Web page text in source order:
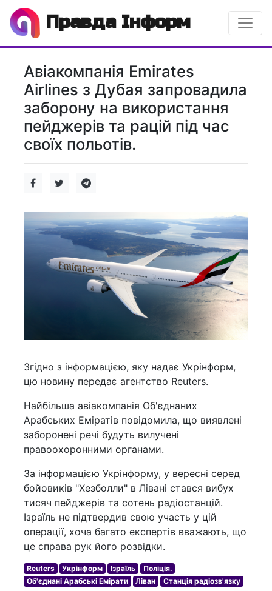
Правда Інформ
Авіакомпанія Emirates
Airlines з Дубая запровадила
заборону на використання
пейджерів та рацій під час
своїх польотів.
Згідно з інформацією, яку надає Укрінформ,
цю новину передає агентство Reuters.
Найбільша авіакомпанія Об'єднаних
Арабських Еміратів повідомила, що виявлені
заборонені речі будуть вилучені
правоохоронними органами.
За інформацією Укрінформу, у вересні серед
бойовиків "Хезболли" в Лівані стався вибух
тисяч пейджерів та сотень радіостанцій.
Ізраїль не підтвердив свою участь у цій
операції, хоча багато експертів вважають, що
це справа рук його розвідки.
Reuters Укрінформ Ізраїль
Поліція.
Об'єднані Арабські Емірати
Ліван Станція радіозв'язку